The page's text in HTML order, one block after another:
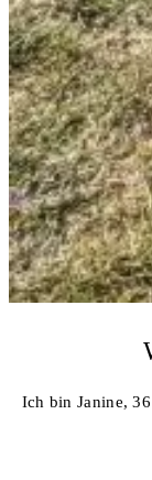
Ich bin Janine,